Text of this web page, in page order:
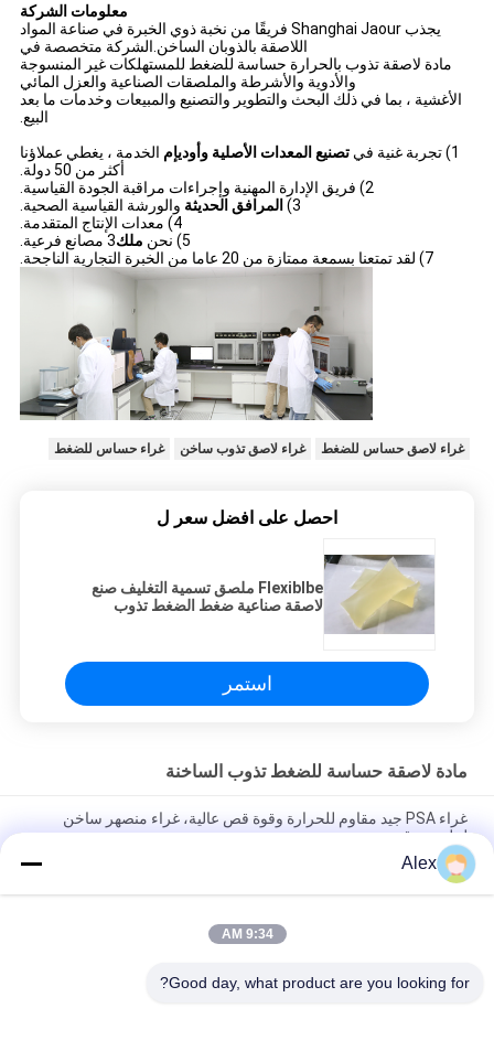
معلومات الشركة
يجذب Shanghai Jaour فريقًا من نخبة ذوي الخبرة في صناعة المواد
اللاصقة بالذوبان الساخن.الشركة متخصصة في
مادة لاصقة تذوب بالحرارة حساسة للضغط للمستهلكات غير المنسوجة
والأدوية والأشرطة والملصقات الصناعية والعزل المائي
الأغشية ، بما في ذلك البحث والتطوير والتصنيع والمبيعات وخدمات ما بعد
البيع.
1) تجربة غنية في
تصنيع المعدات الأصلية وأوديإم الخدمة ، يغطي عملاؤنا
أكثر من 50 دولة.
2) فريق الإدارة المهنية وإجراءات مراقبة الجودة القياسية.
3)
المرافق الحديثة والورشة القياسية الصحية.
4) معدات الإنتاج المتقدمة.
5) نحن
ملك3 مصانع فرعية.
7) لقد تمتعنا بسمعة ممتازة من 20 عاما من الخبرة التجارية الناجحة.
غراء لاصق حساس للضغط غراء لاصق تذوب ساخن غراء حساس للضغط
احصل على افضل سعر ل
Flexiblbe ملصق تسمية التغليف صنع
لاصقة صناعية ضغط الضغط تذوب
استمر
مادة لاصقة حساسة للضغط تذوب الساخنة
غراء PSA جيد مقاوم للحرارة وقوة قص عالية، غراء منصهر ساخن
لملصق رقمي
بالحرارة
Alex
9:34 AM
Good day, what product are you looking for?